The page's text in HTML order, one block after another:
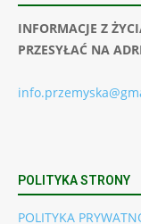
INFORMACJE Z
PRZESYŁAĆ NA
POLITYKA STRONY
POLITYKA